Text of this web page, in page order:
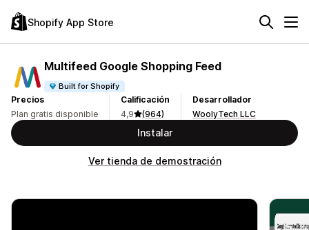
Shopify App Store
Multifeed Google Shopping Feed
Built for Shopify
Precios
Plan gratis disponible
Calificación
4,9
(964)
Desarrollador
WoolyTech LLC
Instalar
Ver tienda de demostración